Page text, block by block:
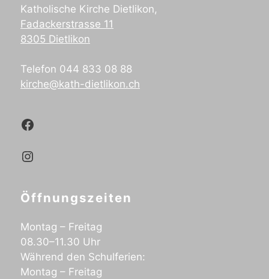
Katholische Kirche Dietlikon,
Fadackerstrasse 11
8305 Dietlikon
Telefon 044 833 08 88
kirche@kath-dietlikon.ch
Kath.Dietlikon Facebook
Kath.Dietlikon Instagram
Öffnungszeiten
Montag – Freitag
08.30–11.30 Uhr
Während den Schulferien:
Montag – Freitag